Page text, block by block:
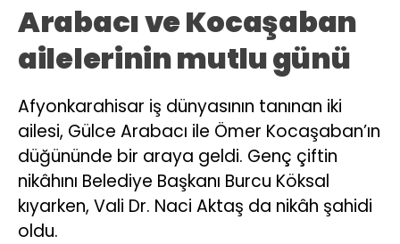
Arabacı ve Kocaşaban
ailelerinin mutlu günü
Afyonkarahisar iş dünyasının tanınan iki
ailesi, Gülce Arabacı ile Ömer Kocaşaban’ın
düğününde bir araya geldi. Genç çiftin
nikâhını Belediye Başkanı Burcu Köksal
kıyarken, Vali Dr. Naci Aktaş da nikâh şahidi
oldu.